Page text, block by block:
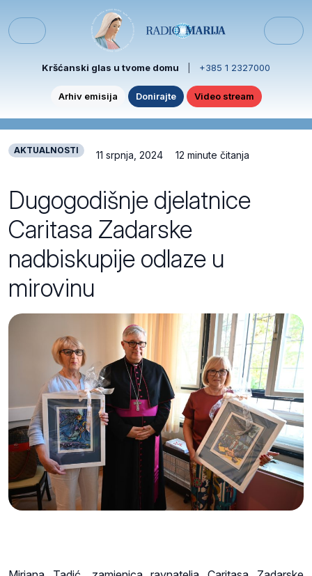
Menu
Kršćanski glas u tvome domu +385 1 2327000
Arhiv emisija Donirajte Video stream
AKTUALNOSTI 11 srpnja, 2024 12 minute čitanja
Dugogodišnje djelatnice
Caritasa Zadarske
nadbiskupije odlaze u
mirovinu